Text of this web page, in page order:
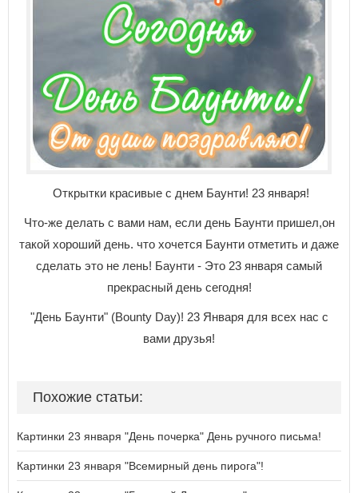
Открытки красивые с днем Баунти! 23 января!
Что-же делать с вами нам, если день Баунти пришел,он
такой хороший день. что хочется Баунти отметить и даже
сделать это не лень! Баунти - Это 23 января самый
прекрасный день сегодня!
"День Баунти" (Bounty Day)! 23 Января для всех нас с
вами друзья!
Похожие статьи:
Картинки 23 января "День почерка" День ручного письма!
Картинки 23 января "Всемирный день пирога"!